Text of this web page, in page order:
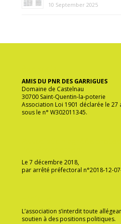
10 September 2025
AMIS DU PNR DES GARRIGUES
Domaine de Castelnau
30700 Saint-Quentin-la-poterie
Association Loi 1901 déclarée le 27
sous le n° W302011345.
Le 7 décembre 2018,
par arrêté préfectoral n°2018-12-
L’association s’interdit toute
soutien à des positions politiques.